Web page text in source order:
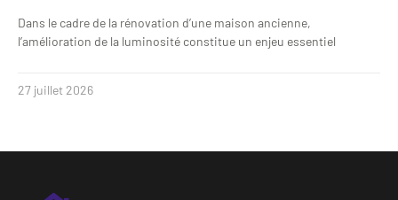
Dans le cadre de la rénovation d’une maison ancienne,
l’amélioration de la luminosité constitue un enjeu essentiel
27 juillet 2026